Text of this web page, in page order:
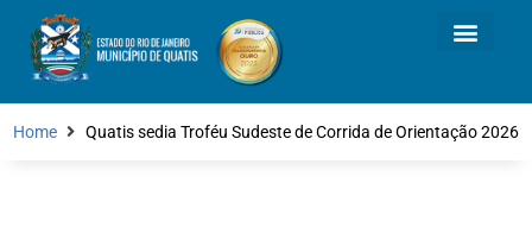
Home Quatis sedia Troféu Sudeste de Corrida de Orientação 2026